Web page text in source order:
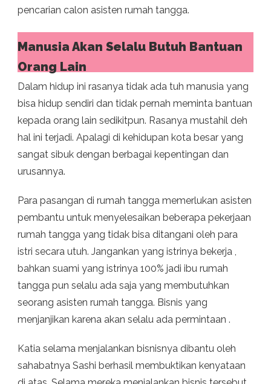
pencarian calon asisten rumah tangga.
Manusia Akan Selalu Butuh Bantuan
Orang Lain
Dalam hidup ini rasanya tidak ada tuh manusia yang
bisa hidup sendiri dan tidak pernah meminta bantuan
kepada orang lain sedikitpun. Rasanya mustahil deh
hal ini terjadi. Apalagi di kehidupan kota besar yang
sangat sibuk dengan berbagai kepentingan dan
urusannya.
Para pasangan di rumah tangga memerlukan asisten
pembantu untuk menyelesaikan beberapa pekerjaan
rumah tangga yang tidak bisa ditangani oleh para
istri secara utuh. Jangankan yang istrinya bekerja ,
bahkan suami yang istrinya 100% jadi ibu rumah
tangga pun selalu ada saja yang membutuhkan
seorang asisten rumah tangga. Bisnis yang
menjanjikan karena akan selalu ada permintaan .
Katia selama menjalankan bisnisnya dibantu oleh
sahabatnya Sashi berhasil membuktikan kenyataan